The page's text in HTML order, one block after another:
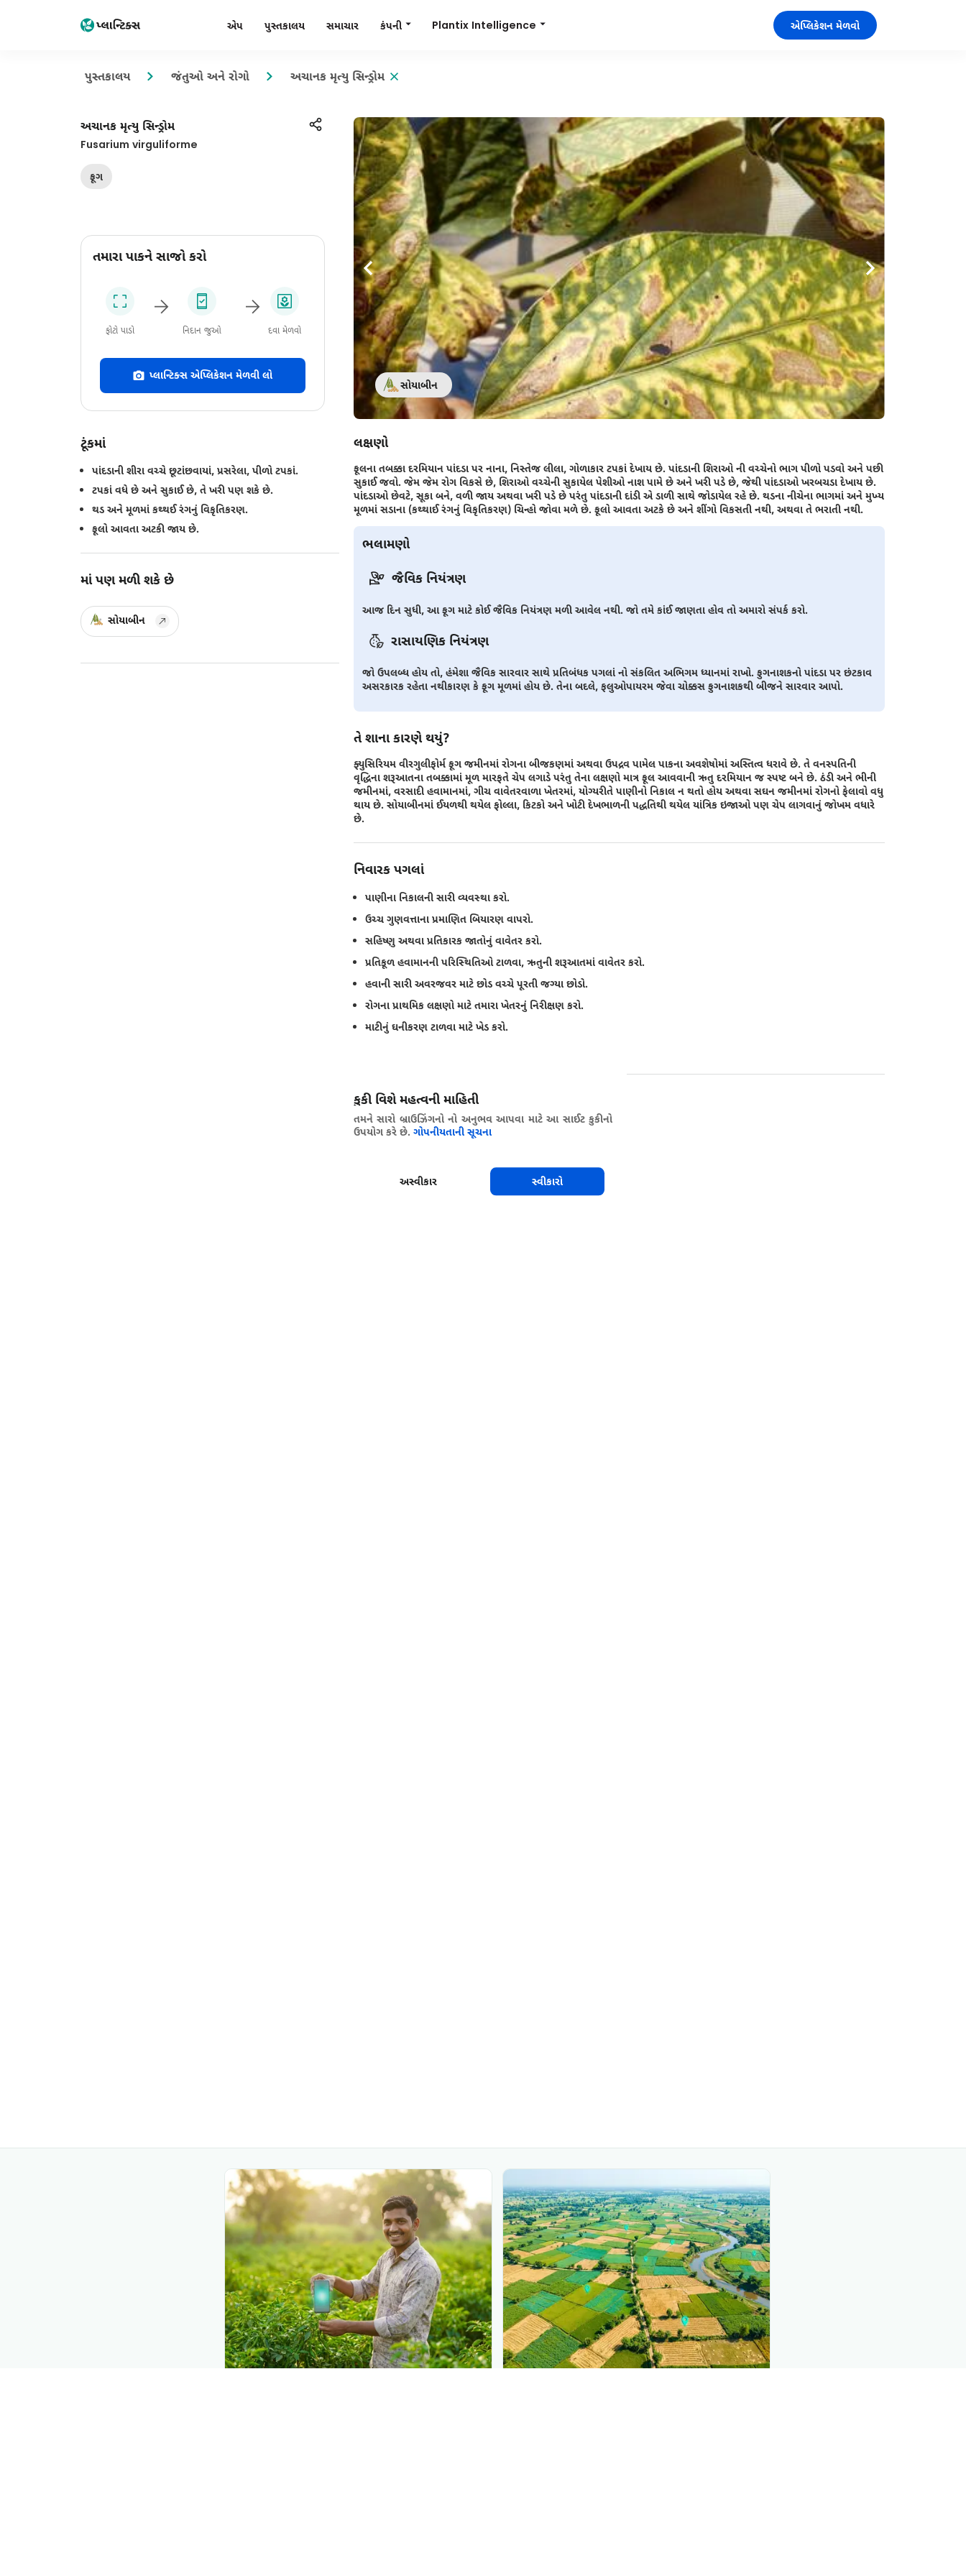
એપ પુસ્તકાલય સમાચાર કંપની Plantix Intelligence એપ્લિકેશન મેળવો
પુસ્તકાલય જંતુઓ અને રોગો અચાનક મૃત્યુ સિન્ડ્રોમ
અચાનક મૃત્યુ સિન્ડ્રોમ
Fusarium virguliforme
ફૂગ
તમારા પાકને સાજો કરો
ફોટો પાડો નિદાન જુઓ દવા મેળવો
પ્લાન્ટિક્સ એપ્લિકેશન મેળવી લો
ટૂંકમાં
પાંદડાની શીરા વચ્ચે છૂટાંછવાયાં, પ્રસરેલા, પીળો ટપકાં.
ટપકાં વધે છે અને સુકાઈ છે, તે ખરી પણ શકે છે.
થડ અને મૂળમાં કથ્થઈ રંગનું વિકૃતિકરણ.
ફૂલો આવતા અટકી જાય છે.
માં પણ મળી શકે છે
સોયાબીન
સોયાબીન
લક્ષણો
ફૂલના તબક્કા દરમિયાન પાંદડા પર નાના, નિસ્તેજ લીલા, ગોળાકાર ટપકાં દેખાય છે. પાંદડાની શિરાઓ ની વચ્ચેનો ભાગ પીળો પડવો અને પછી
સુકાઈ જવો. જેમ જેમ રોગ વિકસે છે, શિરાઓ વચ્ચેની સુકાયેલ પેશીઓ નાશ પામે છે અને ખરી પડે છે, જેથી પાંદડાઓ ખરબચડા દેખાય છે.
પાંદડાઓ છેવટે, સૂકા બને, વળી જાય અથવા ખરી પડે છે પરંતુ પાંદડાની દાંડી એ ડાળી સાથે જોડાયેલ રહે છે. થડના નીચેના ભાગમાં અને મુખ્ય
મૂળમાં સડાના (કથ્થાઈ રંગનું વિકૃતિકરણ) ચિન્હો જોવા મળે છે. ફૂલો આવતા અટકે છે અને શીંગો વિકસતી નથી, અથવા તે ભરાતી નથી.
ભલામણો
જૈવિક નિયંત્રણ
આજ દિન સુધી, આ ફૂગ માટે કોઈ જૈવિક નિયંત્રણ મળી આવેલ નથી. જો તમે કાંઈ જાણતા હોવ તો અમારો સંપર્ક કરો.
રાસાયણિક નિયંત્રણ
જો ઉપલબ્ધ હોય તો, હંમેશા જૈવિક સારવાર સાથે પ્રતિબંધક પગલાં નો સંકલિત અભિગમ ધ્યાનમાં રાખો. ફુગનાશકનો પાંદડા પર છંટકાવ
અસરકારક રહેતા નથીકારણ કે ફૂગ મૂળમાં હોય છે. તેના બદલે, ફલુઓપાયરમ જેવા ચોક્કસ ફુગનાશકથી બીજને સારવાર આપો.
તે શાના કારણે થયું?
ફ્યુસિરિયમ વીરગુલીફોર્મ ફૂગ જમીનમાં રોગના બીજકણમાં અથવા ઉપદ્રવ પામેલ પાકના અવશેષોમાં અસ્તિત્વ ધરાવે છે. તે વનસ્પતિની
વૃદ્ધિના શરૂઆતના તબક્કામાં મૂળ મારફતે ચેપ લગાડે પરંતુ તેના લક્ષણો માત્ર ફૂલ આવવાની ઋતુ દરમિયાન જ સ્પષ્ટ બને છે. ઠંડી અને ભીની
જમીનમાં, વરસાદી હવામાનમાં, ગીચ વાવેતરવાળા ખેતરમાં, યોગ્યરીતે પાણીનો નિકાલ ન થતો હોય અથવા સઘન જમીનમાં રોગનો ફેલાવો વધુ
થાય છે. સોયાબીનમાં ઈયળથી થયેલ ફોલ્લા, કિટકો અને ખોટી દેખભાળની પદ્ધતિથી થયેલ યાંત્રિક ઇજાઓ પણ ચેપ લાગવાનું જોખમ વધારે
છે.
નિવારક પગલાં
પાણીના નિકાલની સારી વ્યવસ્થા કરો.
ઉચ્ચ ગુણવત્તાના પ્રમાણિત બિયારણ વાપરો.
સહિષ્ણુ અથવા પ્રતિકારક જાતોનું વાવેતર કરો.
પ્રતિકૂળ હવામાનની પરિસ્થિતિઓ ટાળવા, ઋતુની શરૂઆતમાં વાવેતર કરો.
હવાની સારી અવરજવર માટે છોડ વચ્ચે પૂરતી જગ્યા છોડો.
રોગના પ્રાથમિક લક્ષણો માટે તમારા ખેતરનું નિરીક્ષણ કરો.
માટીનું ઘનીકરણ ટાળવા માટે ખેડ કરો.
શેર કરો
કુકી વિશે મહત્વની માહિતી
તમને સારો બ્રાઉઝિંગનો નો અનુભવ આપવા માટે આ સાઈટ કુકીનો
ઉપયોગ કરે છે. ગોપનીયતાની સૂચના
અસ્વીકાર સ્વીકારો